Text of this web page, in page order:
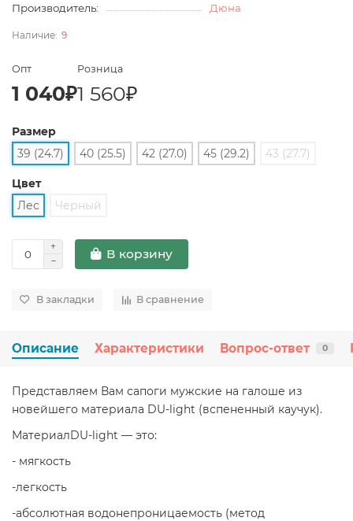
Производитель:
Дюна
9
Опт
1 040₽
Розница
1 560₽
Размер
39 (24.7)
40 (25.5) 42 (27.0) 45 (29.2) 43 (27.7)
Цвет
Лес
Черный
В корзину
В закладки В сравнение
Описание Характеристики Вопрос-ответ 0
Представляем Вам сапоги мужские на галоше из
новейшего материала DU-light (вспененный каучук).
МатериалDU-light — это:
- мягкость
-легкость
-абсолютная водонепроницаемость (метод